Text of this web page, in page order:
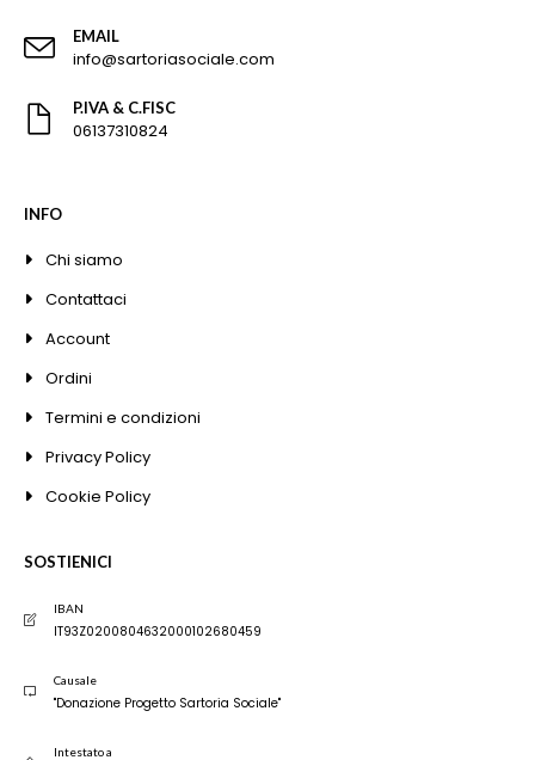
EMAIL
info@sartoriasociale.com
P.IVA & C.FISC
06137310824
INFO
Chi siamo
Contattaci
Account
Ordini
Termini e condizioni
Privacy Policy
Cookie Policy
SOSTIENICI
IBAN
IT93Z0200804632000102680459
Causale
"Donazione Progetto Sartoria Sociale"
Intestato a